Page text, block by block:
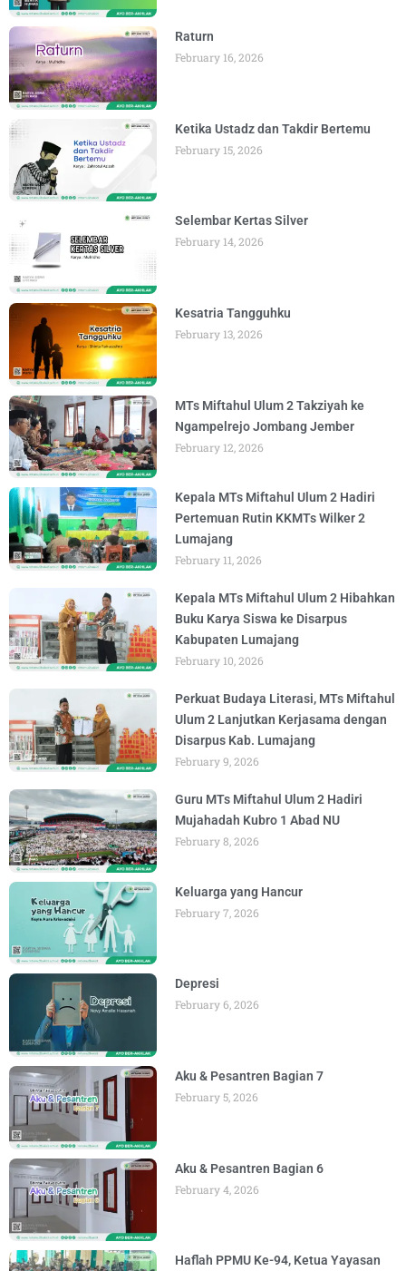
Raturn
February 16, 2026
Ketika Ustadz dan Takdir Bertemu
February 15, 2026
Selembar Kertas Silver
February 14, 2026
Kesatria Tangguhku
February 13, 2026
MTs Miftahul Ulum 2 Takziyah ke
Ngampelrejo Jombang Jember
February 12, 2026
Kepala MTs Miftahul Ulum 2 Hadiri
Pertemuan Rutin KKMTs Wilker 2
Lumajang
February 11, 2026
Kepala MTs Miftahul Ulum 2 Hibahkan
Buku Karya Siswa ke Disarpus
Kabupaten Lumajang
February 10, 2026
Perkuat Budaya Literasi, MTs Miftahul
Ulum 2 Lanjutkan Kerjasama dengan
Disarpus Kab. Lumajang
February 9, 2026
Guru MTs Miftahul Ulum 2 Hadiri
Mujahadah Kubro 1 Abad NU
February 8, 2026
Keluarga yang Hancur
February 7, 2026
Depresi
February 6, 2026
Aku & Pesantren Bagian 7
February 5, 2026
Aku & Pesantren Bagian 6
February 4, 2026
Haflah PPMU Ke-94, Ketua Yayasan